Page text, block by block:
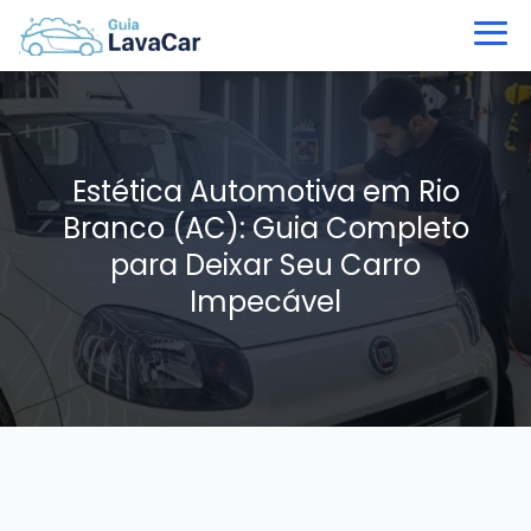
Estética Automotiva em Rio
Branco (AC): Guia Completo
para Deixar Seu Carro
Impecável